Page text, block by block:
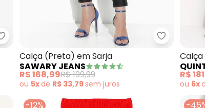
You Premium - Calça em Viscolinho (Preto)Sawary
Calça (Preta) em Sarja
SAWARY JEANS
R$ 168,99R$ 199,99
ou 5xde R$ 33,79sem juros
R$
ou 6x
-12% -